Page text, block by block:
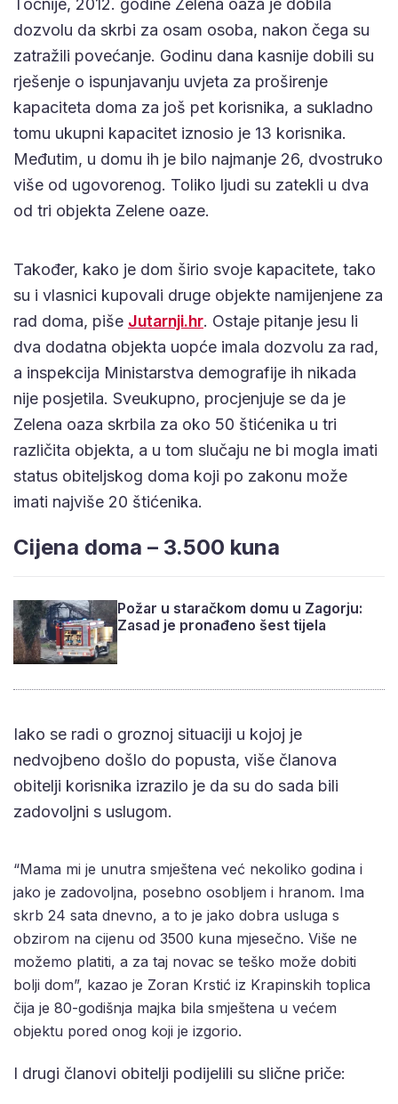
Točnije, 2012. godine Zelena oaza je dobila
dozvolu da skrbi za osam osoba, nakon čega su
zatražili povećanje. Godinu dana kasnije dobili su
rješenje o ispunjavanju uvjeta za proširenje
kapaciteta doma za još pet korisnika, a sukladno
tomu ukupni kapacitet iznosio je 13 korisnika.
Međutim, u domu ih je bilo najmanje 26, dvostruko
više od ugovorenog. Toliko ljudi su zatekli u dva
od tri objekta Zelene oaze.
Također, kako je dom širio svoje kapacitete, tako
su i vlasnici kupovali druge objekte namijenjene za
rad doma, piše Jutarnji.hr. Ostaje pitanje jesu li
dva dodatna objekta uopće imala dozvolu za rad,
a inspekcija Ministarstva demografije ih nikada
nije posjetila. Sveukupno, procjenjuje se da je
Zelena oaza skrbila za oko 50 štićenika u tri
različita objekta, a u tom slučaju ne bi mogla imati
status obiteljskog doma koji po zakonu može
imati najviše 20 štićenika.
Cijena doma – 3.500 kuna
Požar u staračkom domu u Zagorju:
Zasad je pronađeno šest tijela
Iako se radi o groznoj situaciji u kojoj je
nedvojbeno došlo do popusta, više članova
obitelji korisnika izrazilo je da su do sada bili
zadovoljni s uslugom.
“Mama mi je unutra smještena već nekoliko godina i
jako je zadovoljna, posebno osobljem i hranom. Ima
skrb 24 sata dnevno, a to je jako dobra usluga s
obzirom na cijenu od 3500 kuna mjesečno. Više ne
možemo platiti, a za taj novac se teško može dobiti
bolji dom”, kazao je Zoran Krstić iz Krapinskih toplica
čija je 80-godišnja majka bila smještena u većem
objektu pored onog koji je izgorio.
I drugi članovi obitelji podijelili su slične priče: